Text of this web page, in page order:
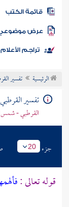
المكتبة
الكتب
موضوعي
تراجم الأعلام
الرئيسية تفسير
تفسير القرطبي
القرطبي - شمس
جزء 20
قوله تعالى :